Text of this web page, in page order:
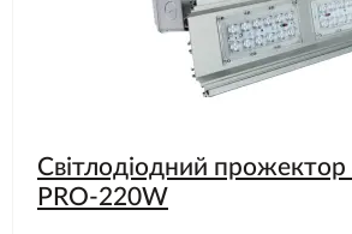
Світлодіодний прожектор
PRO-220W